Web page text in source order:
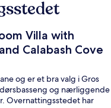
Villa with
Calabash Cove
og er et bra valg i Gros
og nærliggende
Overnattingsstedet har